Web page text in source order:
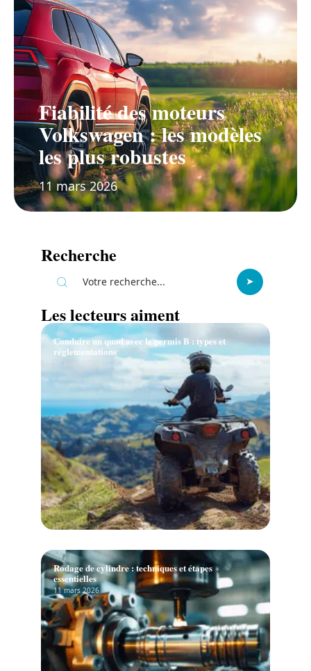
Fiabilité des moteurs
Volkswagen : les modèles
les plus robustes
11 mars 2026
Recherche
Les lecteurs aiment
Conduire un quad avec le permis B : types et
réglementations
11 mars 2026
Rodage de cylindre : techniques et étapes
essentielles
11 mars 2026